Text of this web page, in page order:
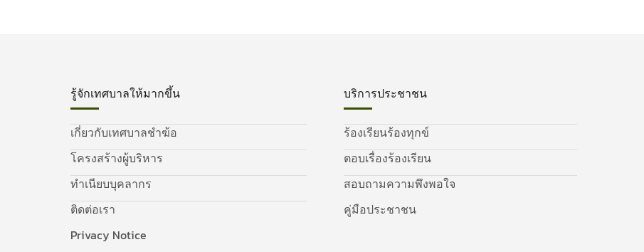
รู้จักเทศบาลให้มากขึ้น
เกี่ยวกับเทศบาลชำฆ้อ
โครงสร้างผู้บริหาร
ทำเนียบบุคลากร
ติดต่อเรา
Privacy Notice
บริการประชาชน
ร้องเรียนร้องทุกข์
ตอบเรื่องร้องเรียน
สอบถามความพึงพอใจ
คู่มือประชาชน